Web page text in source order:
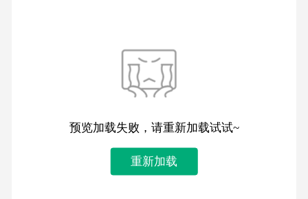
预览加载失败，请重新加载试试~
重新加载